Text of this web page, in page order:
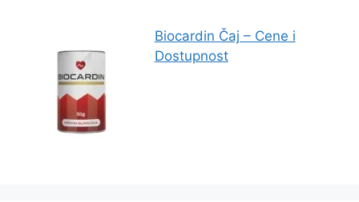
Biocardin Čaj – Cene i
Dostupnost